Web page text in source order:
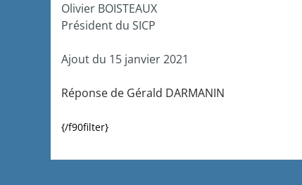
Olivier BOISTEAUX
Président du SICP
Ajout du 15 janvier 2021
Réponse de Gérald DARMANIN
{/f90filter}